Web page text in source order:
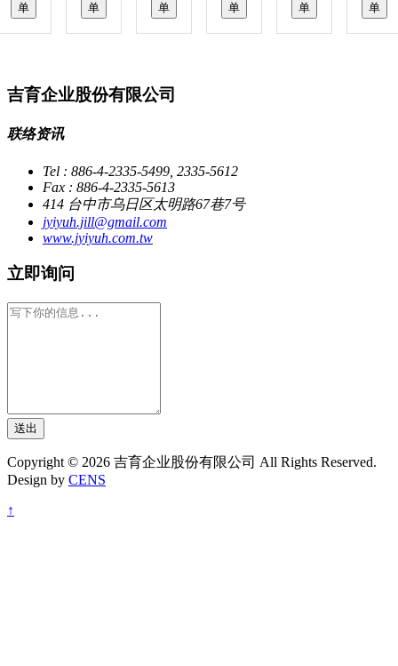
单
单
单
单
单
单
吉育企业股份有限公司
联络资讯
Tel : 886-4-2335-5499, 2335-5612
Fax : 886-4-2335-5613
414 台中市乌日区太明路67巷7号
jyiyuh.jill@gmail.com
www.jyiyuh.com.tw
立即询问
送出
Copyright © 2026 吉育企业股份有限公司 All Rights Reserved.
Design by CENS
↑